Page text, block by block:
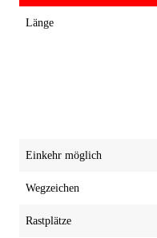
Länge
Einkehr möglich
Wegzeichen
Rastplätze